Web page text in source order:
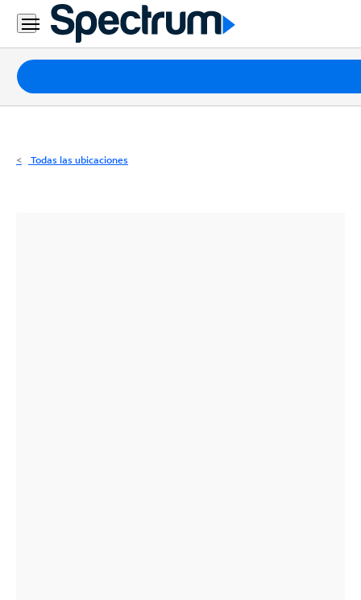
Residencial
Business
Paquetes
Internet
Todas las ubicaciones